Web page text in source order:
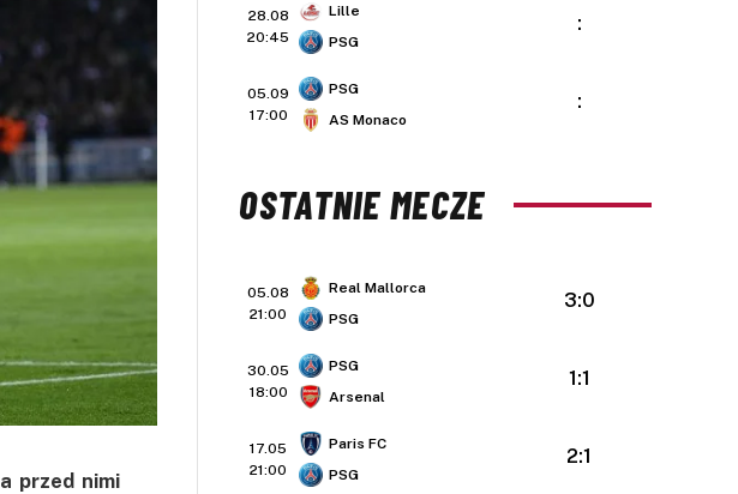
przed nimi
28.08
20:45
Lille
PSG
:
05.09
17:00
PSG
AS Monaco
:
OSTATNIE MECZE
05.08
21:00
Real Mallorca
PSG
3:0
30.05
18:00
PSG
Arsenal
1:1
17.05
21:00
Paris FC
PSG
2:1